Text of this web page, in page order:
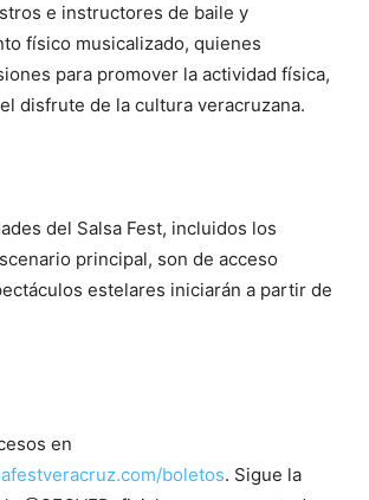
e instructores de baile y
físico musicalizado, quienes
para promover la actividad física,
disfrute de la cultura veracruzana.
del Salsa Fest, incluidos los
principal, son de acceso
estelares iniciarán a partir de
en
boletos. Sigue la